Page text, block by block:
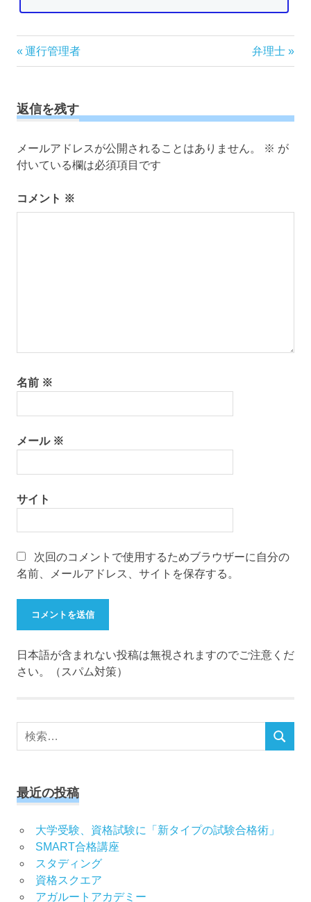
投
稿
ビ
ゲ
ー
シ
ン
前
の
事:
運行管理者
次
の
弁理士
返信を残す
メールアドレスが公開されることはありません。 ※ が
付いている欄は必須項目です
コメント ※
名前 ※
メール ※
サイト
次回のコメントで使用するためブラウザーに自分の
名前、メールアドレス、サイトを保存する。
日本語が含まれない投稿は無視されますのでご注意くだ
さい。（スパム対策）
検
検
最近の投稿
大学受験、資格試験に「新タイプの試験合格術」
SMART合格講座
スタディング
資格スクエア
アガルートアカデミー